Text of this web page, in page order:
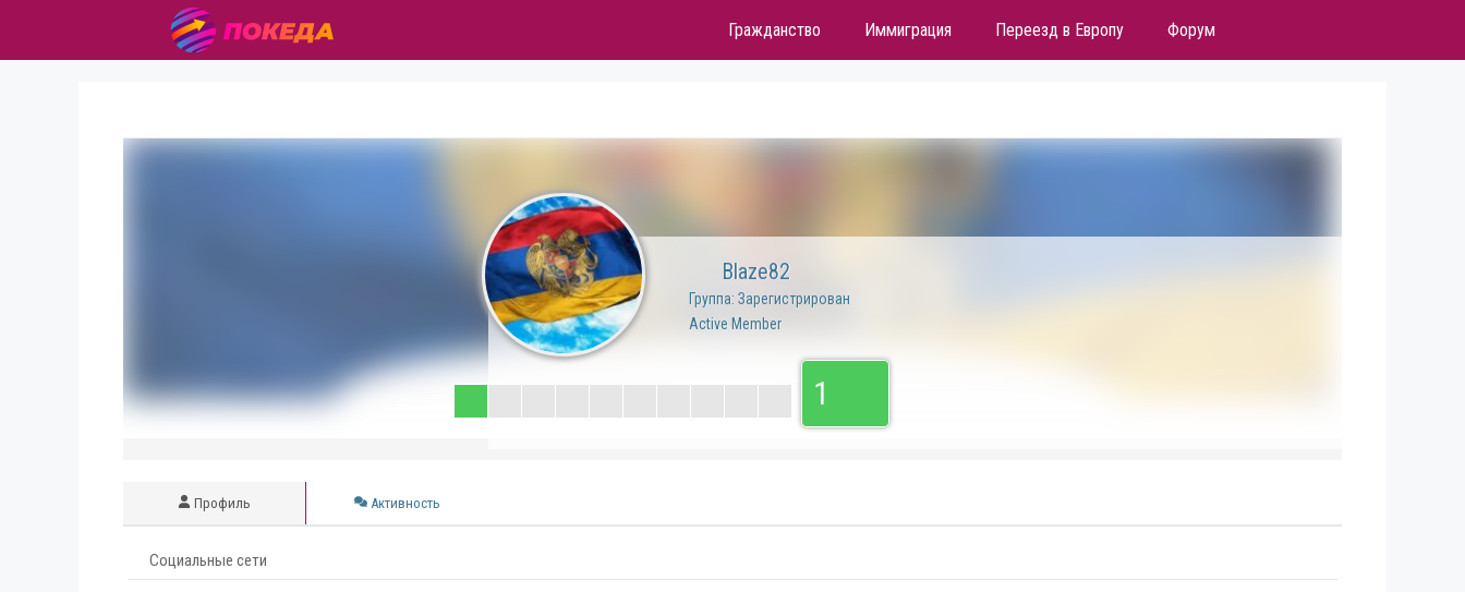
Гражданство Иммиграция Переезд в Европу Форум
Blaze82
Группа: Зарегистрирован
Active Member
1
Профиль Активность
Социальные сети